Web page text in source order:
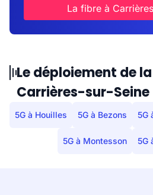
La fibre à
Le déploiement de
Carrières-sur-Seine
5G à Houilles 5G à Bezons 5G
5G à Montesson 5G